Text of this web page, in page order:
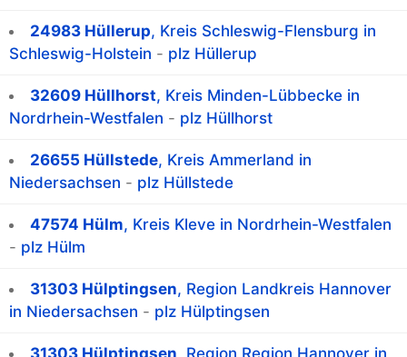
24983 Hüllerup, Kreis Schleswig-Flensburg in
Schleswig-Holstein - plz Hüllerup
32609 Hüllhorst, Kreis Minden-Lübbecke in
Nordrhein-Westfalen - plz Hüllhorst
26655 Hüllstede, Kreis Ammerland in
Niedersachsen - plz Hüllstede
47574 Hülm, Kreis Kleve in Nordrhein-Westfalen
- plz Hülm
31303 Hülptingsen, Region Landkreis Hannover
in Niedersachsen - plz Hülptingsen